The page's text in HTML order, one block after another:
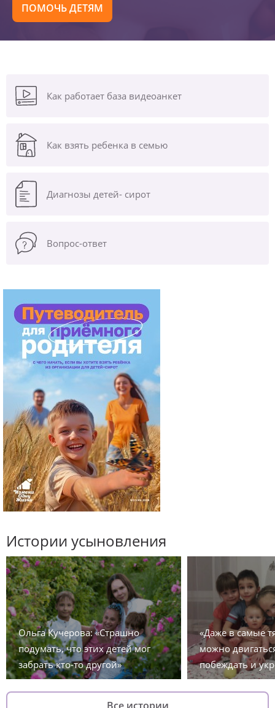
ПОМОЧЬ ДЕТЯМ
Как работает база видеоанкет
Как взять ребенка в семью
Диагнозы детей- сирот
Вопрос-ответ
Истории усыновления
Ольга Кучерова: «Страшно
подумать, что этих детей мог
забрать кто-то другой»
«Даже в самые
можно
побеждать и